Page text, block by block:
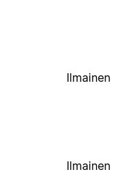
Ilmainen
Ilmainen